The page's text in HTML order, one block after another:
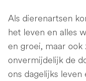
Als dierenartsen
het leven en alles
en groei, maar ook
onvermijdelijk de
ons dagelijks